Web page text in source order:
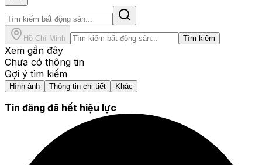
Hồ Chí Minh Tìm kiếm
Xem gần đây
Chưa có thông tin
Gợi ý tìm kiếm
Hình ảnh Thông tin chi tiết Khác
Tin đăng đã hết hiệu lực